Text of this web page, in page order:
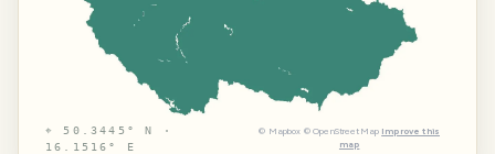
⌖ 50.3445° N ·
16.1516° E
© Mapbox © OpenStreetMap Improve this
map